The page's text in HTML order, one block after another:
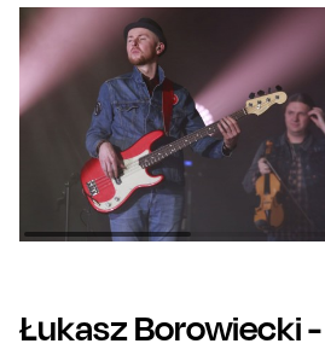
Łukasz Borowiecki